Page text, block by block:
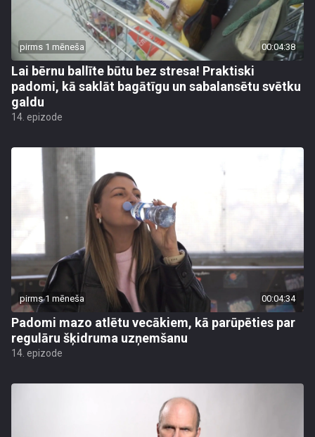
pirms 1 mēneša 00:04:38
Lai bērnu ballīte būtu bez stresa! Praktiski
padomi, kā saklāt bagātīgu un sabalansētu svētku
galdu
14. epizode
pirms 1 mēneša 00:04:34
Padomi mazo atlētu vecākiem, kā parūpēties par
regulāru šķidruma uzņemšanu
14. epizode